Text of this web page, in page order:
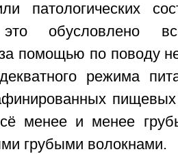
патологических
это обусловлено
помощью по поводу
режима
пищевых
менее и менее
грубыми волокнами.